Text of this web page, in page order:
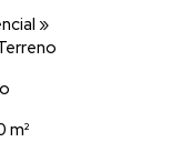
»
m²